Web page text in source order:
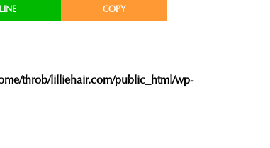
throb/lilliehair.com/public_html/wp-